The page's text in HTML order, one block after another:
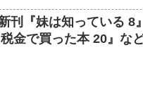
刊『妹は知っている 8
金で買った本 20』な